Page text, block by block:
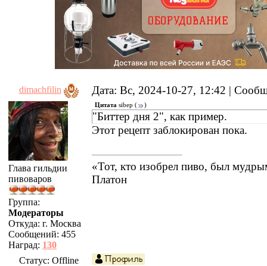
dimachfilin Дата: Вс, 2024-10-27, 12:42 |
Глава гильдии
пивоваров
Группа:
Модераторы
Откуда: г. Москва
Сообщений: 455
Наград: 130
Цитата sibep ( )
"Биттер дня 2", как пример.
Этот рецепт заблокирован пока.
«Тот, кто изобрел пиво, был
Платон
Статус: Offline